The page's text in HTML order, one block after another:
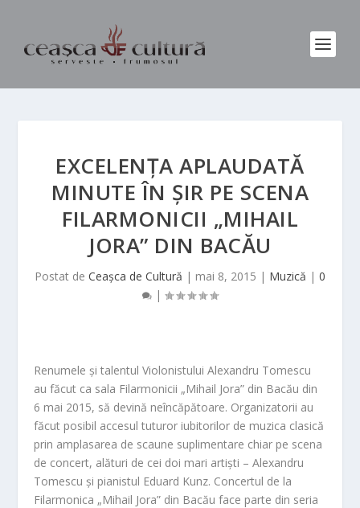
EXCELENȚA APLAUDATĂ
MINUTE ÎN ȘIR PE SCENA
FILARMONICII „MIHAIL
JORA” DIN BACĂU
Postat de Ceașca de Cultură | mai 8, 2015 | Muzică | 0
|
Renumele și talentul Violonistului Alexandru Tomescu
au făcut ca sala Filarmonicii „Mihail Jora” din Bacău din
6 mai 2015, să devină neîncăpătoare. Organizatorii au
făcut posibil accesul tuturor iubitorilor de muzica clasică
prin amplasarea de scaune suplimentare chiar pe scena
de concert, alături de cei doi mari artiști – Alexandru
Tomescu și pianistul Eduard Kunz. Concertul de la
Filarmonica „Mihail Jora” din Bacău face parte din seria